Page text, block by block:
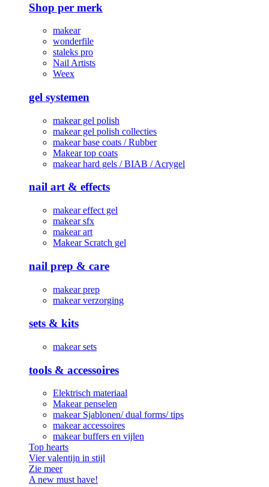
Shop per merk
makear
wonderfile
staleks pro
Nail Artists
Weex
gel systemen
makear gel polish
makear gel polish collecties
makear base coats / Rubber
Makear top coats
makear hard gels / BIAB / Acrygel
nail art & effects
makear effect gel
makear sfx
makear art
Makear Scratch gel
nail prep & care
makear prep
makear verzorging
sets & kits
makear sets
tools & accessoires
Elektrisch materiaal
Makear penselen
makear Sjablonen/ dual forms/ tips
makear accessoires
makear buffers en vijlen
Top hearts
Vier valentijn in stijl
Zie meer
A new must have!